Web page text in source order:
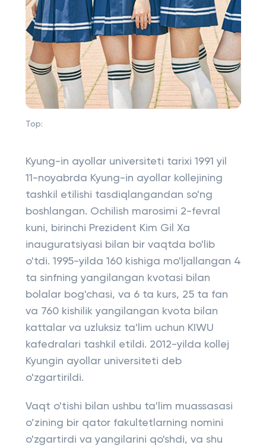
Top:
Kyung-in ayollar universiteti tarixi 1991 yil
11-noyabrda Kyung-in ayollar kollejining
tashkil etilishi tasdiqlangandan so'ng
boshlangan. Ochilish marosimi 2-fevral
kuni, birinchi Prezident Kim Gil Xa
inauguratsiyasi bilan bir vaqtda bo'lib
o'tdi. 1995-yilda 160 kishiga mo'ljallangan 4
ta sinfning yangilangan kvotasi bilan
bolalar bog'chasi, va 6 ta kurs, 25 ta fan
va 760 kishilik yangilangan kvota bilan
kattalar va uzluksiz ta'lim uchun KIWU
kafedralari tashkil etildi. 2012-yilda kollej
Kyungin ayollar universiteti deb
o'zgartirildi.
Vaqt o'tishi bilan ushbu ta'lim muassasasi
o’zining bir qator fakultetlarning nomini
o'zgartirdi va yangilarini qo'shdi, va shu